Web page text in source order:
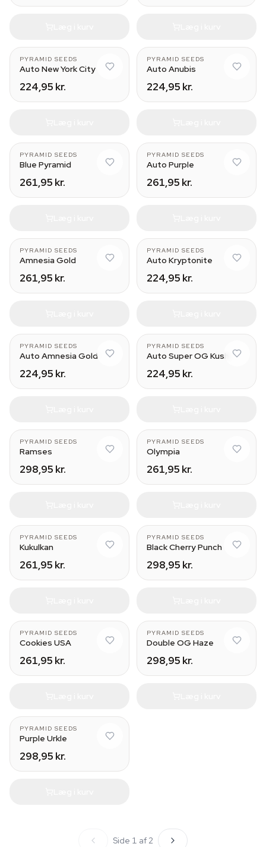
PYRAMID SEEDS
Auto New York City
224,95 kr.
PYRAMID SEEDS
Auto Anubis
224,95 kr.
PYRAMID SEEDS
Blue Pyramid
261,95 kr.
PYRAMID SEEDS
Auto Purple
261,95 kr.
PYRAMID SEEDS
Amnesia Gold
261,95 kr.
PYRAMID SEEDS
Auto Kryptonite
224,95 kr.
PYRAMID SEEDS
Auto Amnesia Gold
224,95 kr.
PYRAMID SEEDS
Auto Super OG Kush
224,95 kr.
PYRAMID SEEDS
Ramses
298,95 kr.
PYRAMID SEEDS
Olympia
261,95 kr.
PYRAMID SEEDS
Kukulkan
261,95 kr.
PYRAMID SEEDS
Black Cherry Punch
298,95 kr.
PYRAMID SEEDS
Cookies USA
261,95 kr.
PYRAMID SEEDS
Double OG Haze
298,95 kr.
PYRAMID SEEDS
Purple Urkle
298,95 kr.
Side 1 af 2